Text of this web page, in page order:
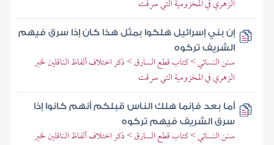
الزهري في المخزومية التي سرقت
إن بني إسرائيل هلكوا بمثل هذا كان إذا سرق فيهم
الشريف تركوه
سنن النسائي > كتاب قطع السارق > ذكر اختلاف ألفاظ الناقلين لخبر
الزهري في المخزومية التي سرقت
أما بعد فإنما هلك الناس قبلكم أنهم كانوا إذا
سرق الشريف فيهم تركوه
سنن النسائي > كتاب قطع السارق > ذكر اختلاف ألفاظ الناقلين لخبر